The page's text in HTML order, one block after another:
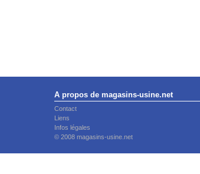
A propos de magasins-usine.net
Contact
Liens
Infos légales
© 2008 magasins-usine.net